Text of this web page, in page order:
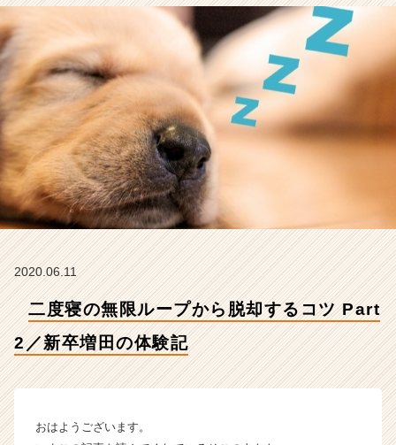
／
卒
増
田
の
体
験
記
【株
ク
リ
テ
2020.06.11
二度寝の無限ループから脱却するコツ Part
2／新卒増田の体験記
おはようございます。